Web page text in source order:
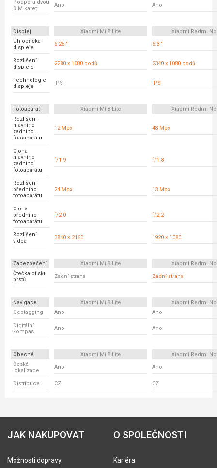
Podpora dvou
SIM karet
Ano Ano
Displej Xiaomi Mi 8 Lite
Xiaomi Redmi
Úhlopříčka
displeje
6.26 " 6.3 "
Rozlišení
displeje
2280 x 1080 bodů 2340 x 1080 bodů
Technologie
displeje
IPS IPS
Fotoaparát Xiaomi Mi 8 Lite
Xiaomi Redmi
Rozlišení
hlavního
zadního
fotoaparátu
12 Mpx 48 Mpx
Clona
hlavního
zadního
fotoaparátu
f/1.9 f/1.8
Rozlišení
předního
fotoaparátu
24 Mpx 13 Mpx
Clona
předního
fotoaparátu
f/2.0 f/2.2
Rozlišení
videa
3840 × 2160 1920 × 1080
Zabezpečení Xiaomi Mi 8 Lite
Xiaomi Redmi
Čtečka otisku
prstů
Zadní strana Zadní strana
Navigace Xiaomi Mi 8 Lite
Xiaomi Redmi
Geotagging
Ano Ano
Digitální
kompas
Ano Ano
Obecné Xiaomi Mi 8 Lite
Xiaomi Redmi
Česká
lokalizace
Ano Ano
Distribuce CZ CZ
JAK NAKUPOVAT
Možnosti dopravy
O SPOLEČNOSTI
Kariéra